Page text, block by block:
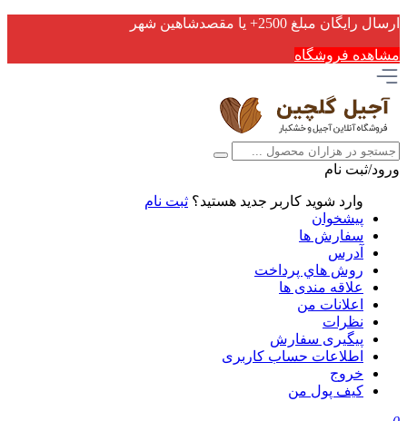
ارسال رایگان مبلغ 2500+ یا مقصدشاهین شهر
مشاهده فروشگاه
ورود/ثبت نام
وارد شوید کاربر جدید هستید؟ ثبت نام
پیشخوان
سفارش ها
آدرس
روش هاي پرداخت
علاقه مندی ها
اعلانات من
نظرات
پیگیری سفارش
اطلاعات حساب كاربری
خروج
کیف پول من